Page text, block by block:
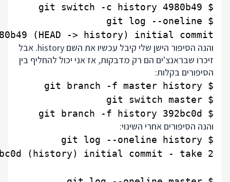
(HEAD -> history) initial commit
והנה הסיפור הישן שלי קיבל עכשיו את השם history. אבל
זיכרו שבראנצ'ים הם רק מדבקות, אז אני יכול להחליף בין
הסיפורים בקלות:
$ git branch -f history 392bc0d
והנה הסיפורים אחרי השינוי: